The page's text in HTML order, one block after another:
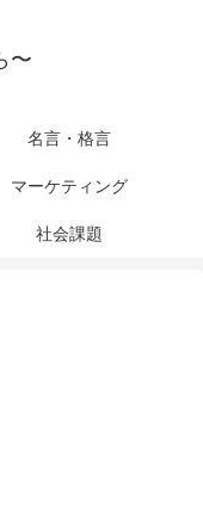
〜
名言・格言
マーケティング
社会課題